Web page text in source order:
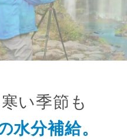
い季節も
水分補給。